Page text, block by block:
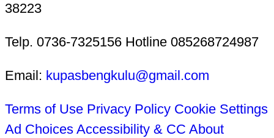
38223
Telp. 0736-7325156 Hotline 085268724987
Email: kupasbengkulu@gmail.com
Terms of Use Privacy Policy Cookie Settings
Ad Choices Accessibility & CC About